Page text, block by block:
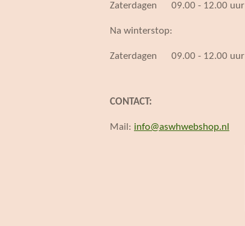
Zaterdagen 09.00 - 12.00 uur
Na winterstop:
Zaterdagen 09.00 - 12.00 uur
CONTACT:
Mail: info@aswhwebshop.nl